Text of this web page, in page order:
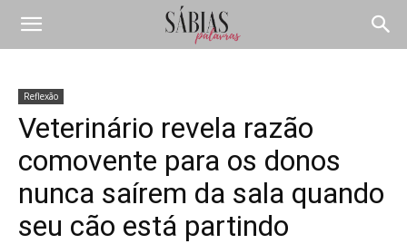
Reflexão
Veterinário revela razão
comovente para os donos
nunca saírem da sala quando
seu cão está partindo